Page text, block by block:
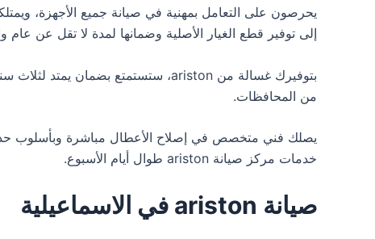
يحرصون على التعامل بمهنية في صيانة جميع الأجهزة،
إلى توفير قطع الغيار الأصلية وضمانها لمدة لا تقل عن
من المحافظات.
يصلك فني متخصص في إصلاح الأعطال مباشرة وبأسلوب حديث
خدمات مركز صيانة ariston طوال أيام الأسبوع.
صيانة ariston في الاسماعيلية